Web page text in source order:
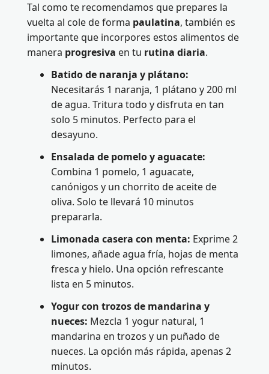
Tal como te recomendamos que prepares la
vuelta al cole de forma paulatina, también es
importante que incorpores estos alimentos de
manera progresiva en tu rutina diaria.
Batido de naranja y plátano:
Necesitarás 1 naranja, 1 plátano y 200 ml
de agua. Tritura todo y disfruta en tan
solo 5 minutos. Perfecto para el
desayuno.
Ensalada de pomelo y aguacate:
Combina 1 pomelo, 1 aguacate,
canónigos y un chorrito de aceite de
oliva. Solo te llevará 10 minutos
prepararla.
Limonada casera con menta: Exprime 2
limones, añade agua fría, hojas de menta
fresca y hielo. Una opción refrescante
lista en 5 minutos.
Yogur con trozos de mandarina y
nueces: Mezcla 1 yogur natural, 1
mandarina en trozos y un puñado de
nueces. La opción más rápida, apenas 2
minutos.